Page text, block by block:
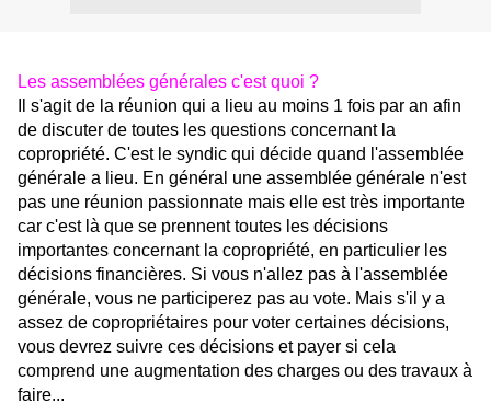
Les assemblées générales c'est quoi ?
Il s'agit de la réunion qui a lieu au moins 1 fois par an afin
de discuter de toutes les questions concernant la
copropriété. C'est le syndic qui décide quand l'assemblée
générale a lieu. En général une assemblée générale n'est
pas une réunion passionnate mais elle est très importante
car c'est là que se prennent toutes les décisions
importantes concernant la copropriété, en particulier les
décisions financières. Si vous n'allez pas à l'assemblée
générale, vous ne participerez pas au vote. Mais s'il y a
assez de copropriétaires pour voter certaines décisions,
vous devrez suivre ces décisions et payer si cela
comprend une augmentation des charges ou des travaux à
faire...